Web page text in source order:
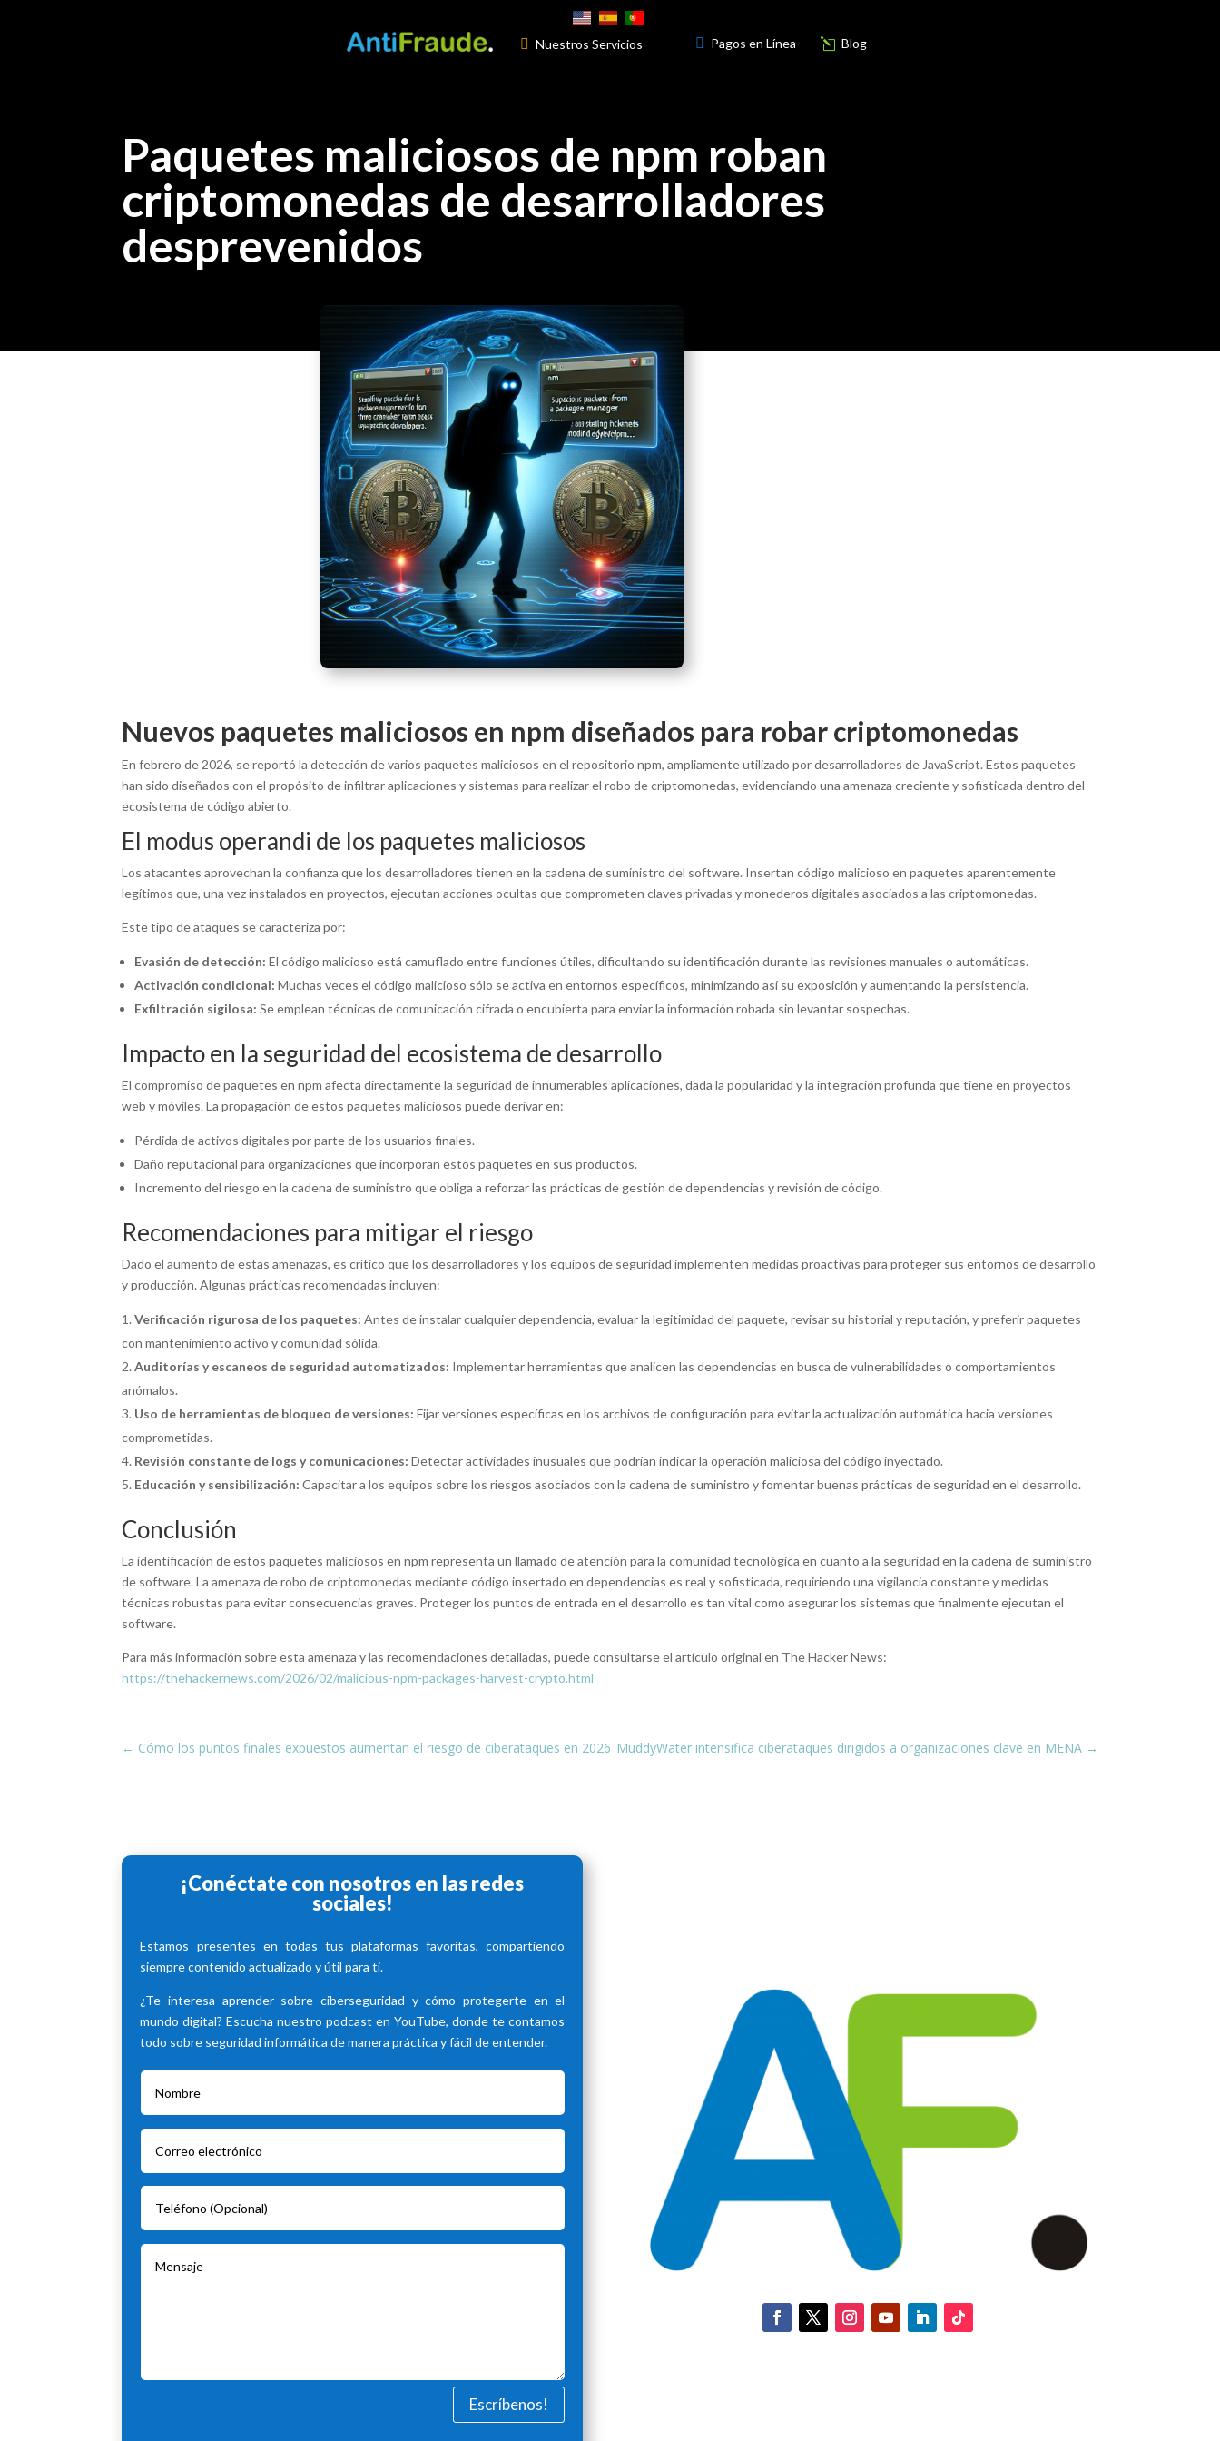
 Nuestros Servicios  Pagos en Línea l Blog
Paquetes maliciosos de npm roban
criptomonedas de desarrolladores
desprevenidos
Nuevos paquetes maliciosos en npm diseñados para robar criptomonedas
En febrero de 2026, se reportó la detección de varios paquetes maliciosos en el repositorio npm, ampliamente utilizado por desarrolladores de JavaScript. Estos paquetes
han sido diseñados con el propósito de infiltrar aplicaciones y sistemas para realizar el robo de criptomonedas, evidenciando una amenaza creciente y sofisticada dentro del
ecosistema de código abierto.
El modus operandi de los paquetes maliciosos
Los atacantes aprovechan la confianza que los desarrolladores tienen en la cadena de suministro del software. Insertan código malicioso en paquetes aparentemente
legítimos que, una vez instalados en proyectos, ejecutan acciones ocultas que comprometen claves privadas y monederos digitales asociados a las criptomonedas.
Este tipo de ataques se caracteriza por:
Evasión de detección: El código malicioso está camuflado entre funciones útiles, dificultando su identificación durante las revisiones manuales o automáticas.
Activación condicional: Muchas veces el código malicioso sólo se activa en entornos específicos, minimizando así su exposición y aumentando la persistencia.
Exfiltración sigilosa: Se emplean técnicas de comunicación cifrada o encubierta para enviar la información robada sin levantar sospechas.
Impacto en la seguridad del ecosistema de desarrollo
El compromiso de paquetes en npm afecta directamente la seguridad de innumerables aplicaciones, dada la popularidad y la integración profunda que tiene en proyectos
web y móviles. La propagación de estos paquetes maliciosos puede derivar en:
Pérdida de activos digitales por parte de los usuarios finales.
Daño reputacional para organizaciones que incorporan estos paquetes en sus productos.
Incremento del riesgo en la cadena de suministro que obliga a reforzar las prácticas de gestión de dependencias y revisión de código.
Recomendaciones para mitigar el riesgo
Dado el aumento de estas amenazas, es crítico que los desarrolladores y los equipos de seguridad implementen medidas proactivas para proteger sus entornos de desarrollo
y producción. Algunas prácticas recomendadas incluyen:
Verificación rigurosa de los paquetes: Antes de instalar cualquier dependencia, evaluar la legitimidad del paquete, revisar su historial y reputación, y preferir paquetes
con mantenimiento activo y comunidad sólida.
Auditorías y escaneos de seguridad automatizados: Implementar herramientas que analicen las dependencias en busca de vulnerabilidades o comportamientos
anómalos.
Uso de herramientas de bloqueo de versiones: Fijar versiones específicas en los archivos de configuración para evitar la actualización automática hacia versiones
comprometidas.
Revisión constante de logs y comunicaciones: Detectar actividades inusuales que podrían indicar la operación maliciosa del código inyectado.
Educación y sensibilización: Capacitar a los equipos sobre los riesgos asociados con la cadena de suministro y fomentar buenas prácticas de seguridad en el desarrollo.
Conclusión
La identificación de estos paquetes maliciosos en npm representa un llamado de atención para la comunidad tecnológica en cuanto a la seguridad en la cadena de suministro
de software. La amenaza de robo de criptomonedas mediante código insertado en dependencias es real y sofisticada, requiriendo una vigilancia constante y medidas
técnicas robustas para evitar consecuencias graves. Proteger los puntos de entrada en el desarrollo es tan vital como asegurar los sistemas que finalmente ejecutan el
software.
Para más información sobre esta amenaza y las recomendaciones detalladas, puede consultarse el artículo original en The Hacker News:
https://thehackernews.com/2026/02/malicious-npm-packages-harvest-crypto.html
← Cómo los puntos finales expuestos aumentan el riesgo de ciberataques en 2026 MuddyWater intensifica ciberataques dirigidos a organizaciones clave en MENA→
¡Conéctate con nosotros en las redes
sociales!
Estamos presentes en todas tus plataformas favoritas, compartiendo
siempre contenido actualizado y útil para ti.
¿Te interesa aprender sobre ciberseguridad y cómo protegerte en el
mundo digital? Escucha nuestro podcast en YouTube, donde te contamos
todo sobre seguridad informática de manera práctica y fácil de entender.
Escríbenos!